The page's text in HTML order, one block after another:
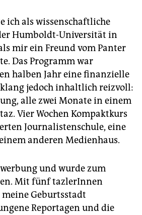
ich als wissenschaftliche
Humboldt-Universität in
mir ein Freund vom Panter
Das Programm war
halben Jahr eine finanzielle
jedoch inhaltlich reizvoll:
alle zwei Monate in einem
Vier Wochen Kompaktkurs
Journalistenschule, eine
anderen Medienhaus.
und wurde zum
Mit fünf tazlerInnen
Geburtsstadt
Reportagen und die